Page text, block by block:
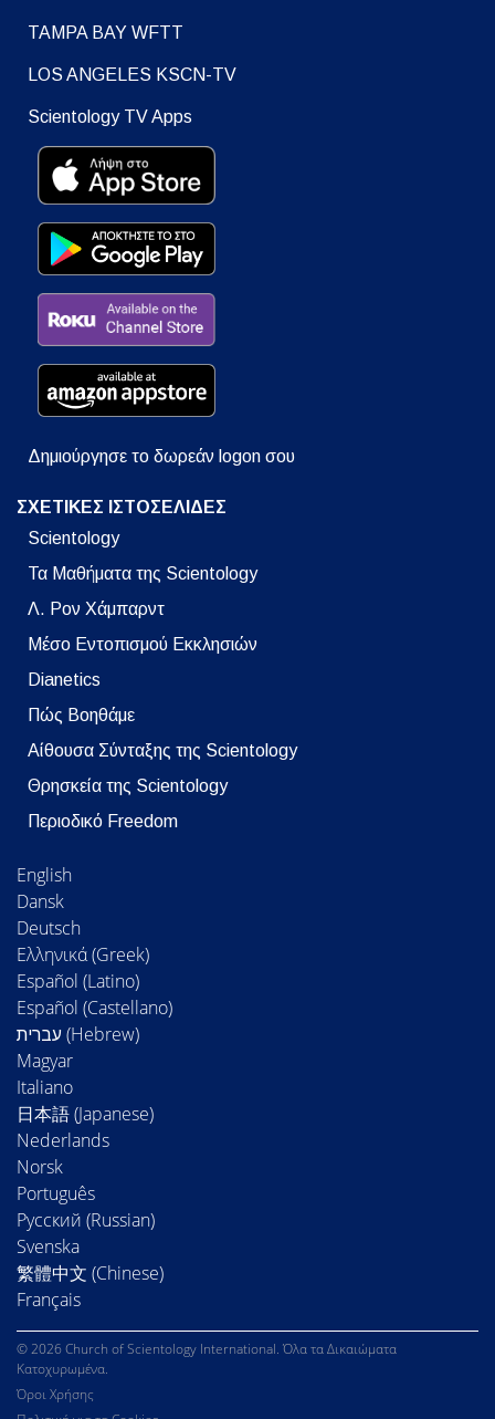
TAMPA BAY WFTT
LOS ANGELES KSCN-TV
Scientology TV Apps
Δημιούργησε το δωρεάν logon σου
ΣΧΕΤΙΚΕΣ ΙΣΤΟΣΕΛΙΔΕΣ
Scientology
Τα Μαθήματα της Scientology
Λ. Ρον Χάμπαρντ
Μέσο Εντοπισμού Εκκλησιών
Dianetics
Πώς Βοηθάμε
Αίθουσα Σύνταξης της Scientology
Θρησκεία της Scientology
Περιοδικό Freedom
English
Dansk
Deutsch
Ελληνικά (Greek)
Español (Latino)
Español (Castellano)
Magyar
Italiano
日本語 (Japanese)
Nederlands
Norsk
Português
Русский (Russian)
Svenska
繁體中文 (Chinese)
Français
© 2026 Church of Scientology International. Όλα τα Δικαιώματα
Κατοχυρωμένα.
Όροι Χρήσης